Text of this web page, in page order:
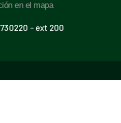
en el mapa
- ext 200